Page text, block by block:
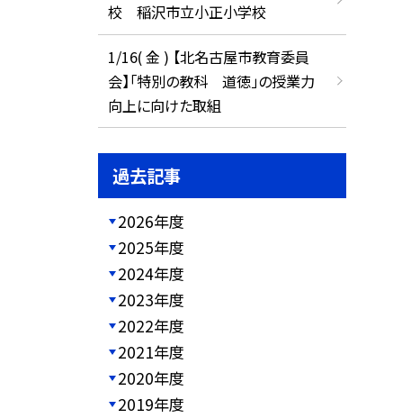
校 稲沢市立小正小学校
1/16( 金 ) 【北名古屋市教育委員
会】「特別の教科 道徳」の授業力
向上に向けた取組
過去記事
2026年度
2025年度
2024年度
2023年度
2022年度
2021年度
2020年度
2019年度